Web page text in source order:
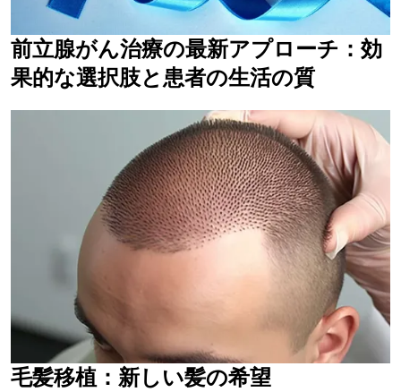
前立腺がん治療の最新アプローチ：効
果的な選択肢と患者の生活の質
毛髪移植：新しい髪の希望